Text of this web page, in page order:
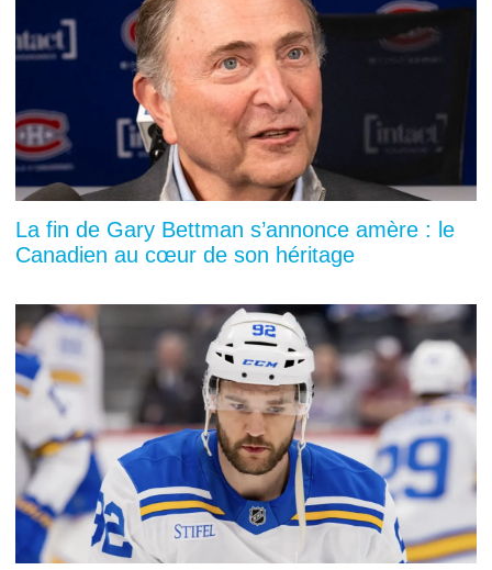
La fin de Gary Bettman s’annonce amère : le
Canadien au cœur de son héritage